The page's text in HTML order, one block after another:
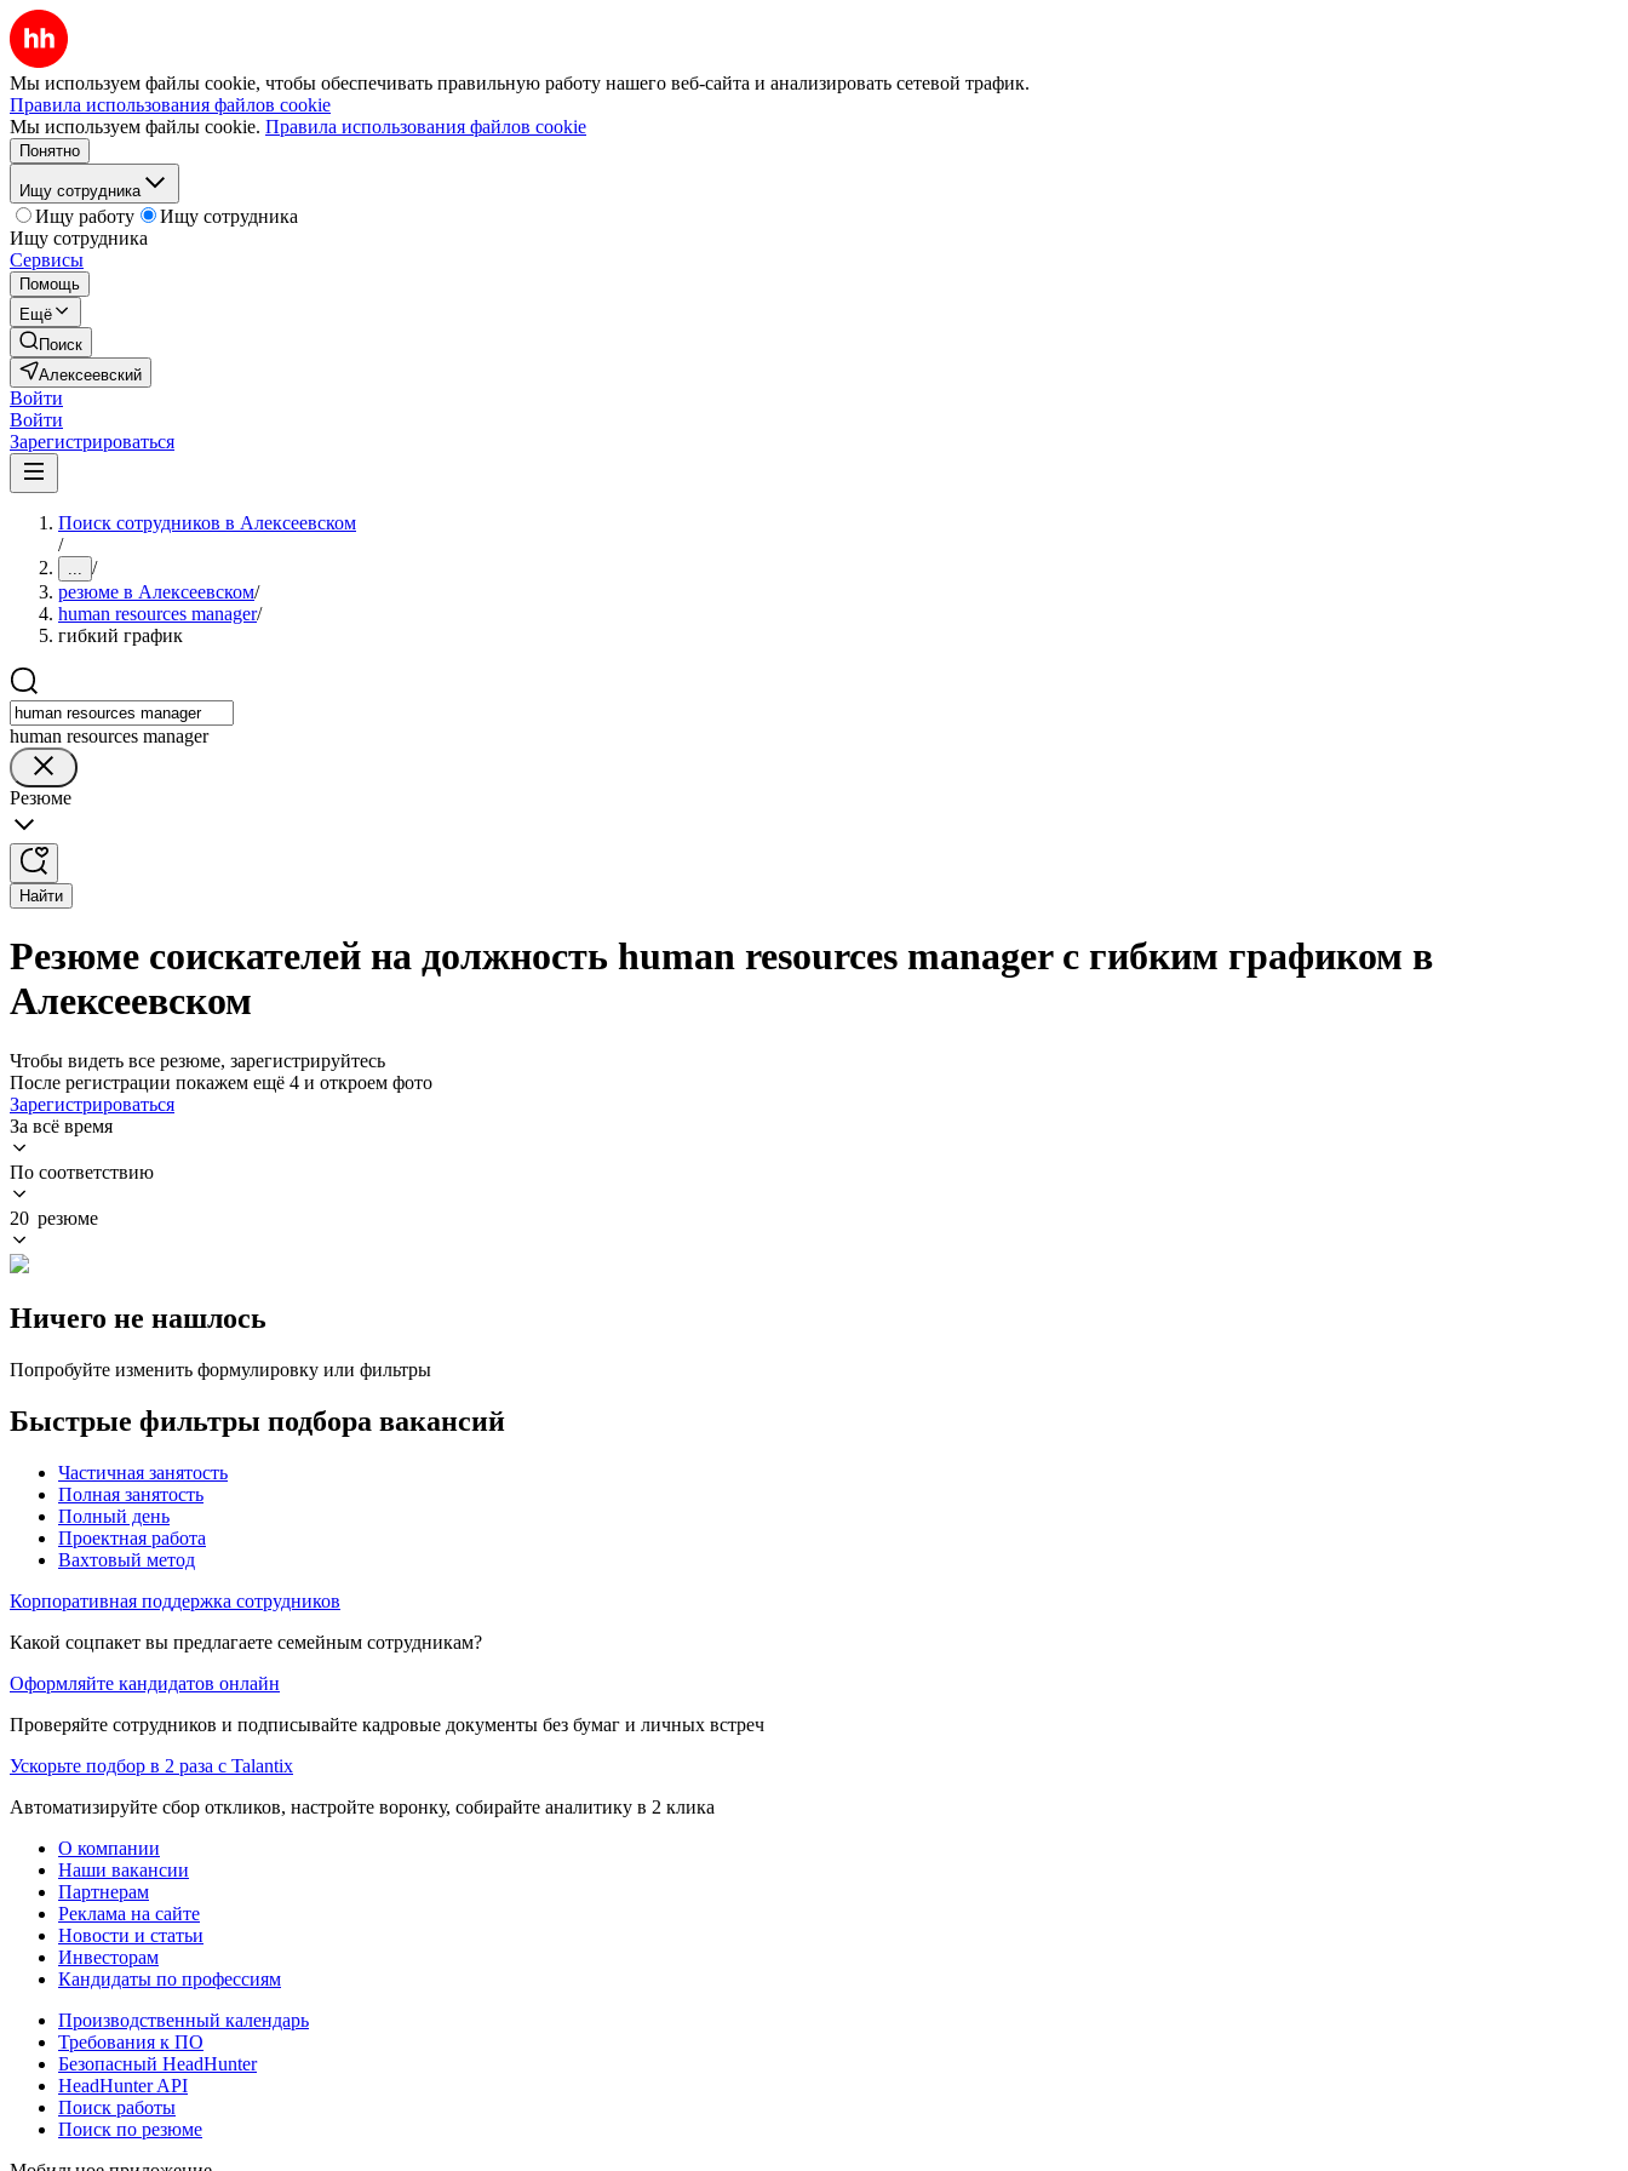
Мы используем файлы cookie, чтобы обеспечивать правильную работу нашего веб-сайта и анализировать сетевой трафик.
Правила использования файлов cookie
Мы используем файлы cookie. Правила использования файлов cookie
Понятно
Ищу сотрудника
Ищу работу
Ищу сотрудника
Ищу сотрудника
Сервисы
Помощь
Ещё
Поиск
Алексеевский
Войти
Войти
Зарегистрироваться
Поиск сотрудников в Алексеевском
/
... /
резюме в Алексеевском/
human resources manager/
гибкий график
human resources manager
Резюме
Найти
Резюме соискателей на должность human resources manager с гибким графиком в
Алексеевском
Чтобы видеть все резюме, зарегистрируйтесь
После регистрации покажем ещё 4 и откроем фото
Зарегистрироваться
За всё время
По соответствию
20 резюме
Ничего не нашлось
Попробуйте изменить формулировку или фильтры
Быстрые фильтры подбора вакансий
Частичная занятость
Полная занятость
Полный день
Проектная работа
Вахтовый метод
Корпоративная поддержка сотрудников
Какой соцпакет вы предлагаете семейным сотрудникам?
Оформляйте кандидатов онлайн
Проверяйте сотрудников и подписывайте кадровые документы без бумаг и личных встреч
Ускорьте подбор в 2 раза с Talantix
Автоматизируйте сбор откликов, настройте воронку, собирайте аналитику в 2 клика
О компании
Наши вакансии
Партнерам
Реклама на сайте
Новости и статьи
Инвесторам
Кандидаты по профессиям
Производственный календарь
Требования к ПО
Безопасный HeadHunter
HeadHunter API
Поиск работы
Поиск по резюме